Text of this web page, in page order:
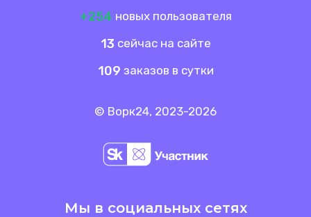
+254 новых пользователя
13 сейчас на сайте
109 заказов в сутки
© Ворк24, 2023-2026
Мы в социальных сетях